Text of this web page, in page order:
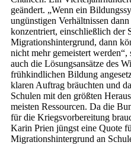
geändert. „Wenn ein
ungünstigen Verhältnissen
konzentriert, einschließlich der
Migrationshintergrund, dann
nicht mehr gemeistert
auch die Lösungsansätze des
frühkindlichen Bildung
klaren Auftrag bräuchten und
Schulen mit den größten
meisten Ressourcen. Da die
für die Kriegsvorbereitung
Karin Prien jüngst eine Quote
Migrationshintergrund an